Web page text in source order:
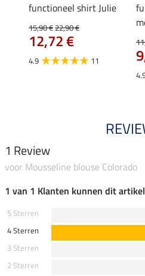
functioneel shirt Julie
15,90 €22,90 €
12,72 €
4.9 11
1 Review
voor Mousseline blouse Colorado
1 van 1 Klanten kunnen dit
5 Sterren
4 Sterren
3 Sterren
2 Sterren